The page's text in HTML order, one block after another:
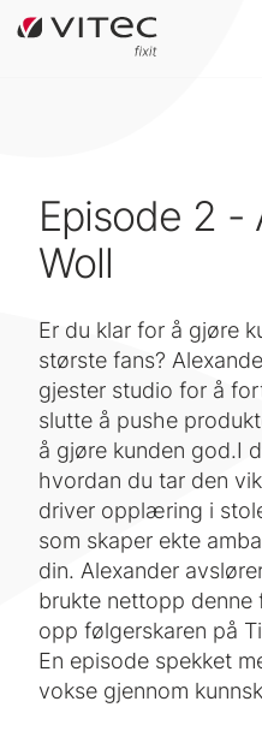
Episode 2 -
Woll
Er du klar for å gjøre
største fans?
gjester studio for å
slutte å pushe
å gjøre kunden god.I
hvordan du tar den
driver opplæring i
som skaper ekte
din. Alexander
brukte nettopp
opp følgerskaren på
En episode spekket
vokse gjennom